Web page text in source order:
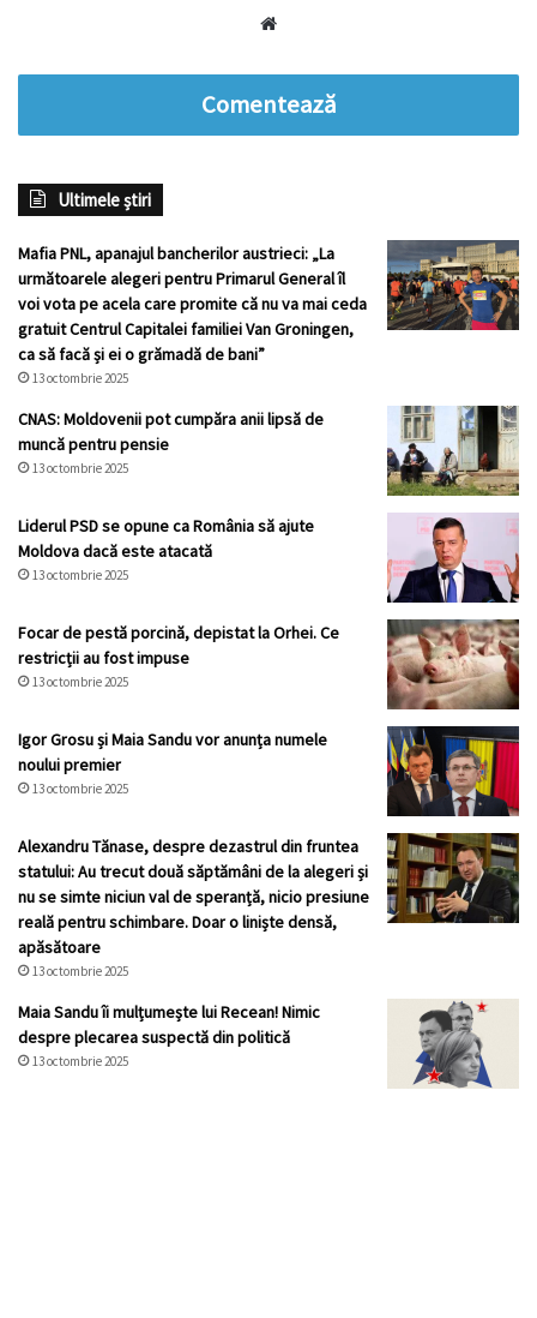
Comentează
Ultimele știri
Mafia PNL, apanajul bancherilor austrieci: „La
următoarele alegeri pentru Primarul General îl
voi vota pe acela care promite că nu va mai ceda
gratuit Centrul Capitalei familiei Van Groningen,
ca să facă și ei o grămadă de bani”
13 octombrie 2025
CNAS: Moldovenii pot cumpăra anii lipsă de
muncă pentru pensie
13 octombrie 2025
Liderul PSD se opune ca România să ajute
Moldova dacă este atacată
13 octombrie 2025
Focar de pestă porcină, depistat la Orhei. Ce
restricții au fost impuse
13 octombrie 2025
Igor Grosu și Maia Sandu vor anunța numele
noului premier
13 octombrie 2025
Alexandru Tănase, despre dezastrul din fruntea
statului: Au trecut două săptămâni de la alegeri și
nu se simte niciun val de speranță, nicio presiune
reală pentru schimbare. Doar o liniște densă,
apăsătoare
13 octombrie 2025
Maia Sandu îi mulțumește lui Recean! Nimic
despre plecarea suspectă din politică
13 octombrie 2025